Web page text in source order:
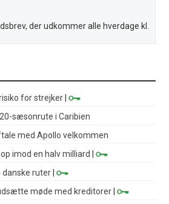
der udkommer alle hverdage kl.
for strejker |
sæsonrute i Caribien
med Apollo velkommen
imod en halv milliard
|
danske ruter |
møde med kreditorer |